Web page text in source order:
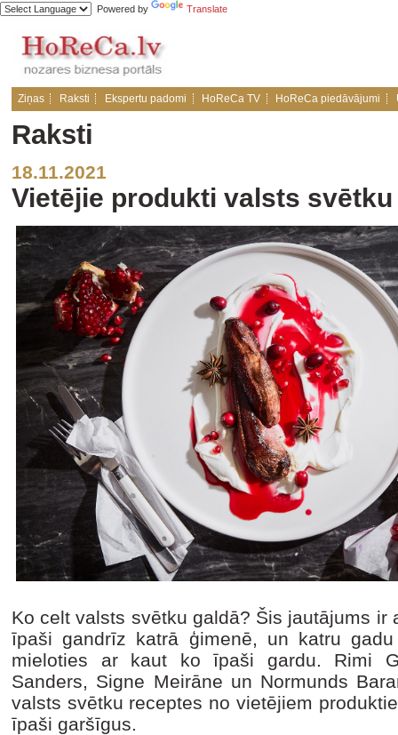
Powered by Translate
Ziņas Raksti Ekspertu padomi HoReCa TV HoReCa piedāvājumi
Raksti
18.11.2021
Vietējie produkti valsts svētku
Ko celt valsts svētku galdā? Šis jautājums ir
īpaši gandrīz katrā ģimenē, un katru
mieloties ar kaut ko īpaši gardu. Rimi
Sanders, Signe Meirāne un Normunds
valsts svētku receptes no vietējiem
īpaši garšīgus.